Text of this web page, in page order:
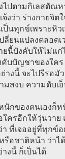
ไปตามกิเลสตัณ
ว่า ร่างกายจิตใ
ป็นทุกข์เพราะหิ
ลี่ยนแปลงตลอด
ยนี้บังคับให้ไม่แก่
บบัญชาของใคร
างนี้ จะไปรีรอ
มสงบ ความดับเ
นักของตนเองก็
ครอีกให้วุ่นวาย
ที่เจออยู่ที่ทุกข์อ
รือชาติหน้า ว่าไ
งนี้ ก็เป็นได้